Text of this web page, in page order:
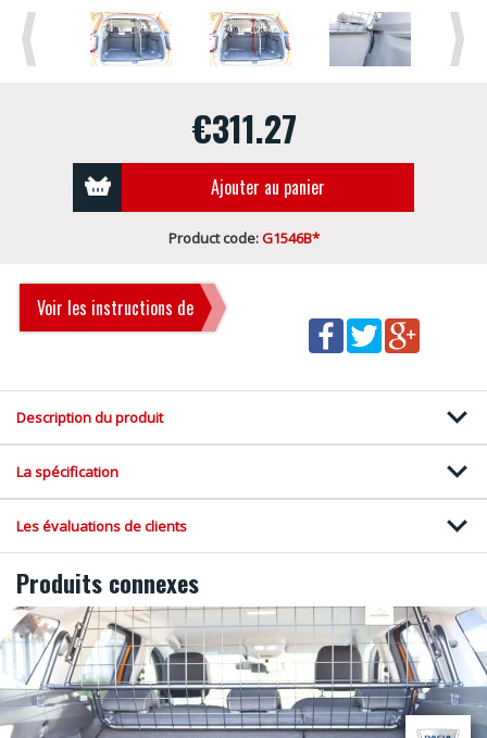
Previous Next
€311.27
Ajouter au panier
Product code:G1546B*
Voir les instructions de
Description du produit
La spécification
Les évaluations de clients
Produits connexes